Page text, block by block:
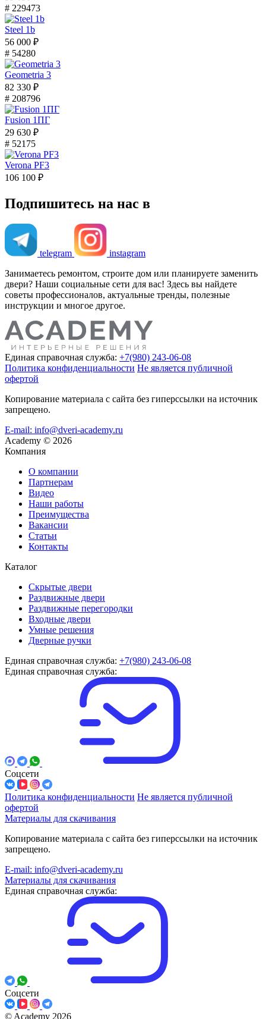
# 229473
Steel 1b
56 000 ₽
# 54280
Geometria 3
82 330 ₽
# 208796
Fusion 1ПГ
29 630 ₽
# 52175
Verona PF3
106 100 ₽
Подпишитесь на нас в
telegram
instagram
Занимаетесь ремонтом, строите дом или планируете заменить
двери? Наши социальные сети для вас! Здесь вы найдете
советы профессионалов, актуальные тренды, полезные
инструкции и многое другое.
Единая справочная служба: +7(980) 243-06-08
Политика конфиденциальности Не является публичной
офертой
Копирование материала с сайта без гиперссылки на источник
запрещено.
E-mail: info@dveri-academy.ru
Academy © 2026
Компания
О компании
Партнерам
Видео
Наши работы
Преимущества
Вакансии
Статьи
Контакты
Каталог
Скрытые двери
Раздвижные двери
Раздвижные перегородки
Входные двери
Умные решения
Дверные ручки
Единая справочная служба: +7(980) 243-06-08
Единая справочная служба:
Соцсети
Политика конфиденциальности Не является публичной
офертой
Материалы для скачивания
Копирование материала с сайта без гиперссылки на источник
запрещено.
E-mail: info@dveri-academy.ru
Материалы для скачивания
Единая справочная служба:
Соцсети
© Academy 2026